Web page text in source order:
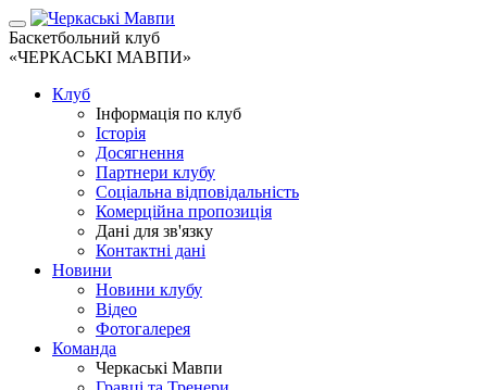
Баскетбольний клуб
«ЧЕРКАСЬКІ МАВПИ»
Клуб
Інформація по клуб
Історія
Досягнення
Партнери клубу
Соціальна відповідальність
Комерційна пропозиція
Дані для зв'язку
Контактні дані
Новини
Новини клубу
Відео
Фотогалерея
Команда
Черкаські Мавпи